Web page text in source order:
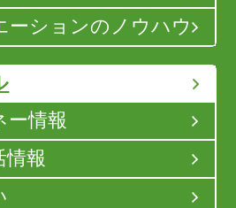
ーションのノウハウ
ー情報
情報